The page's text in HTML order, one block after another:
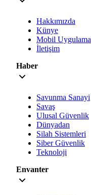
Hakkımızda
Künye
Mobil Uygulama
İletişim
Haber
Savunma Sanayi
Savaş
Ulusal Güvenlik
Dünyadan
Silah Sistemleri
Siber Güvenlik
Teknoloji
Envanter